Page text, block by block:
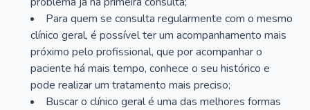
Para quem se consulta regularmente com o mesmo
clínico geral, é possível ter um acompanhamento mais
próximo pelo profissional, que por acompanhar o
paciente há mais tempo, conhece o seu histórico e
pode realizar um tratamento mais preciso;
Buscar o clínico geral é uma das melhores formas